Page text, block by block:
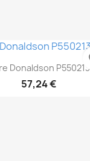
Aperçu rapide
Donaldson P550213
57,24 €